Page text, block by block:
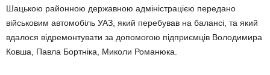
Шацькою районною державною адміністрацією передано
військовим автомобіль УАЗ, який перебував на балансі, та який
вдалося відремонтувати за допомогою підприємців Володимира
Ковша, Павла Бортніка, Миколи Романюка.